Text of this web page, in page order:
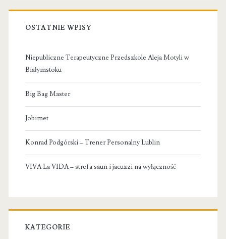
OSTATNIE WPISY
Niepubliczne Terapeutyczne Przedszkole Aleja Motyli w
Białymstoku
Big Bag Master
Jobimet
Konrad Podgórski – Trener Personalny Lublin
VIVA La VIDA – strefa saun i jacuzzi na wyłączność
KATEGORIE